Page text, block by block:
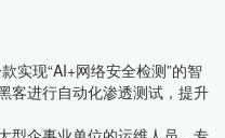
款实现“AI+网络安全检测”的智
客进行自动化渗透测试，提升